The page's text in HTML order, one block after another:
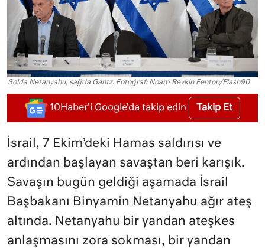
Solda Netanyahu, sağda Gantz. Fotoğraf: Noam Revkin Fenton/Flash90
10Haber'i Google'da takip edin Takip Et
İsrail, 7 Ekim’deki Hamas saldırısı ve
ardından başlayan savaştan beri karışık.
Savaşın bugün geldiği aşamada İsrail
Başbakanı Binyamin Netanyahu ağır ateş
altında. Netanyahu bir yandan ateşkes
anlaşmasını zora sokması, bir yandan